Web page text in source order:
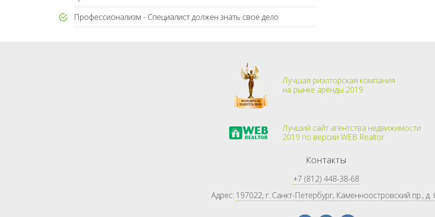
Профессионализм - Специалист должен знать свое дело
Лучшая риэлторская компания
на рынке аренды 2019
Лучший сайт агентства недвижимости
2019 по версии WEB Realtor
Контакты
+7 (812) 448-38-68
Адрес: 197022, г. Санкт-Петербург, Каменноостровский пр., д.